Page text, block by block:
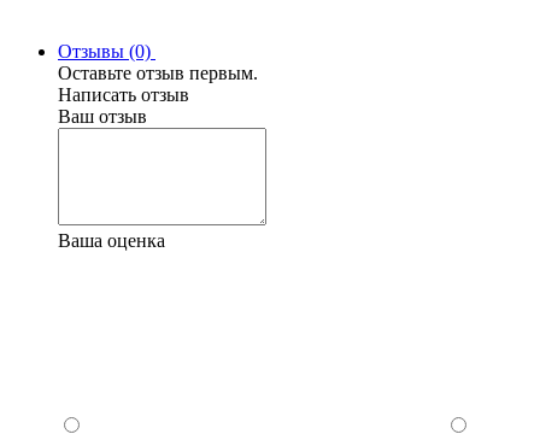
Отзывы (0)
Оставьте отзыв первым.
Написать отзыв
Ваш отзыв
Ваша оценка